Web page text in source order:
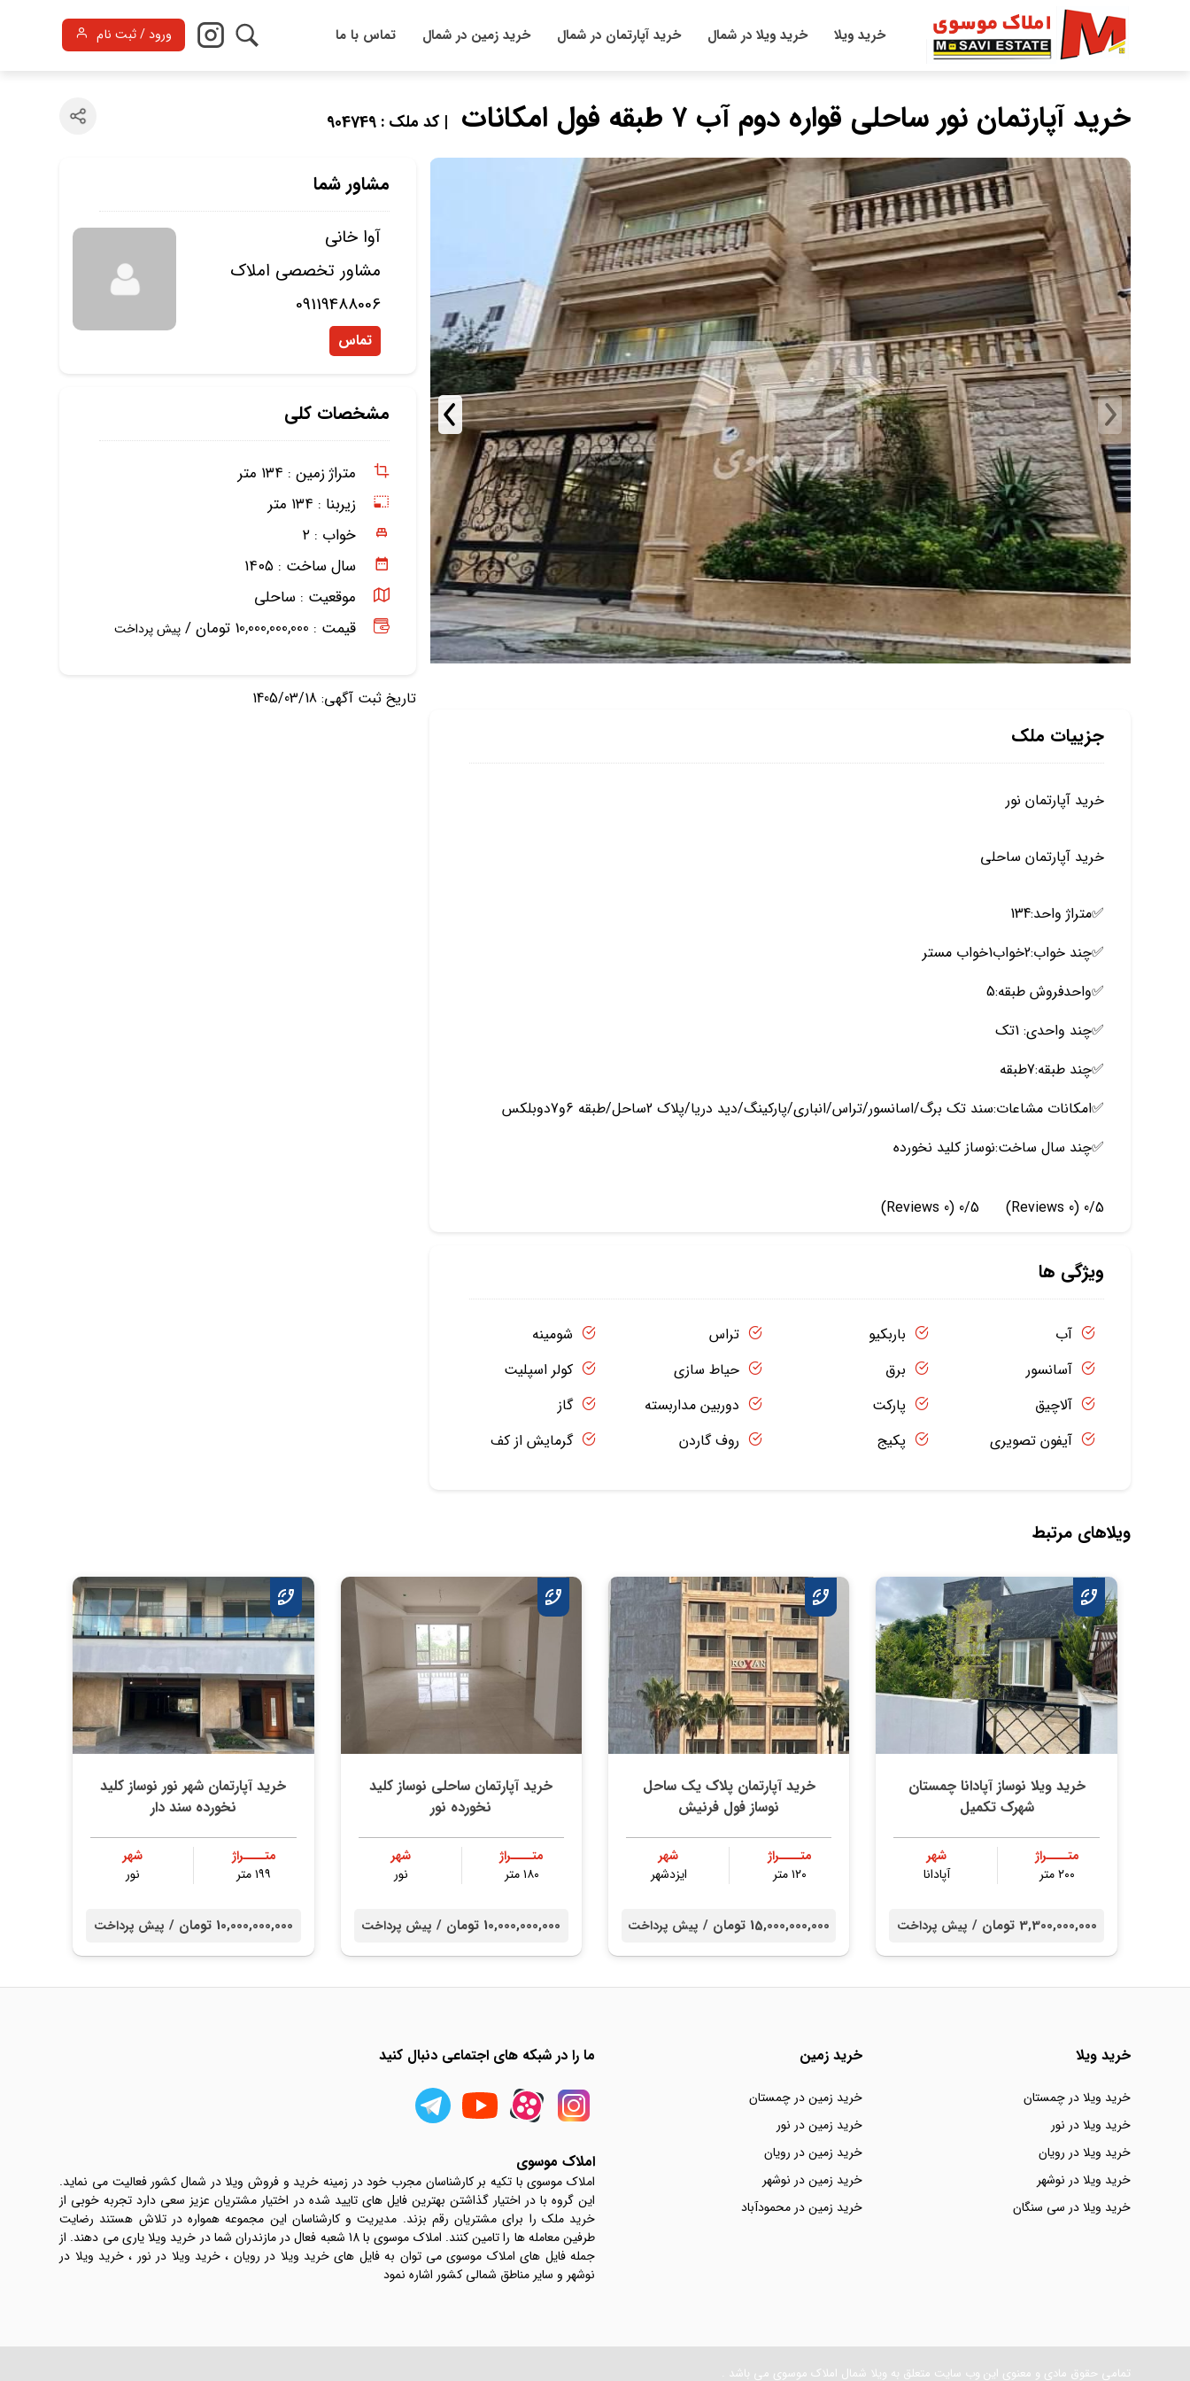
خرید ویلا خرید ویلا در شمال خرید آپارتمان در شمال خرید زمین در شمال تماس با ما ورود / ثبت نام
خرید آپارتمان نور ساحلی قواره دوم آب ۷ طبقه فول امکانات | کد ملک : 904749
مشاور شما
آوا خانی
مشاور تخصصی املاک
09119488006
تماس
مشخصات کلی
متراژ زمین : ۱۳۴ متر
زیربنا : ۱۳۴ متر
خواب : ۲
سال ساخت : ۱۴۰۵
موقعیت : ساحلی
قیمت : 10,000,000,000 تومان /
پیش پرداخت
تاریخ ثبت آگهی: 1405/03/18
جزییات ملک
خرید آپارتمان نور
خرید آپارتمان ساحلی
✅️متراژ واحد:134
✅️چند خواب:2خواب1خواب مستر
✅️واحدفروش طبقه:5
✅️چند واحدی: 1تک
✅️چند طبقه:7طبقه
✅️امکانات مشاعات:سند تک برگ/اسانسور/تراس/انباری/پارکینگ/دید دریا/پلاک 2ساحل/طبقه 6و7دوبلکس
✅️چند سال ساخت:نوساز کلید نخورده
0/5
(0 Reviews)
0/5
(0 Reviews)
ویژگی ها
آب
آسانسور
آلاچیق
آیفون تصویری
باربکیو
برق
پارکت
پکیج
تراس
حیاط سازی
دوربین مداربسته
روف گاردن
شومینه
کولر اسپلیت
گاز
گرمایش از کف
ویلاهای مرتبط
خرید ویلا نوساز آپادانا چمستان
شهرک تکمیل
متــــراژ
۲۰۰ متر
شهر
آپادانا
3,300,000,000 تومان / پیش پرداخت
خرید آپارتمان پلاک یک ساحل
نوساز فول فرنیش
متــــراژ
۱۲۰ متر
شهر
ایزدشهر
15,000,000,000 تومان / پیش پرداخت
خرید آپارتمان ساحلی نوساز کلید
نخورده نور
متــــراژ
۱۸۰ متر
شهر
نور
10,000,000,000 تومان / پیش پرداخت
خرید آپارتمان شهر نور نوساز کلید
نخورده سند دار
متــــراژ
۱۹۹ متر
شهر
نور
10,000,000,000 تومان / پیش پرداخت
خرید ویلا
خرید ویلا در چمستان
خرید ویلا در نور
خرید ویلا در رویان
خرید ویلا در نوشهر
خرید ویلا در سی سنگان
خرید زمین
خرید زمین در چمستان
خرید زمین در نور
خرید زمین در رویان
خرید زمین در نوشهر
خرید زمین در محمودآباد
ما را در شبکه های اجتماعی دنبال کنید
املاک موسوی
املاک موسوی با تکیه بر کارشناسان مجرب خود در زمینه خرید و فروش ویلا در شمال کشور فعالیت می نماید.
این گروه با در اختیار گذاشتن بهترین فایل های تایید شده در اختیار مشتریان عزیز سعی دارد تجربه خوبی از
خرید ملک را برای مشتریان رقم بزند. مدیریت و کارشناسان این مجموعه همواره در تلاش هستند رضایت
طرفین معامله ها را تامین کنند. املاک موسوی با 18 شعبه فعال در مازندران شما در خرید ویلا یاری می دهند. از
جمله فایل های املاک موسوی می توان به فایل های خرید ویلا در رویان ، خرید ویلا در نور ، خرید ویلا در
نوشهر و سایر مناطق شمالی کشور اشاره نمود
تمامی حقوق مادی و معنوی این وب سایت متعلق به ویلا شمال املاک موسوی می باشد .